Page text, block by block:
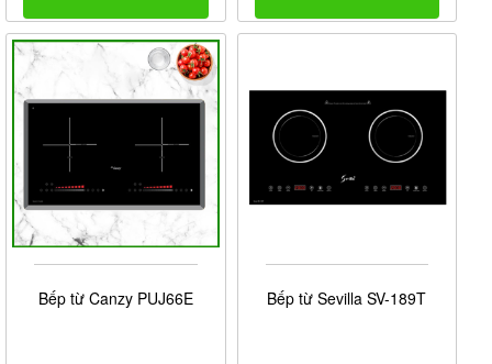
Bếp từ Canzy PUJ66E Bếp từ Sevilla SV-189T